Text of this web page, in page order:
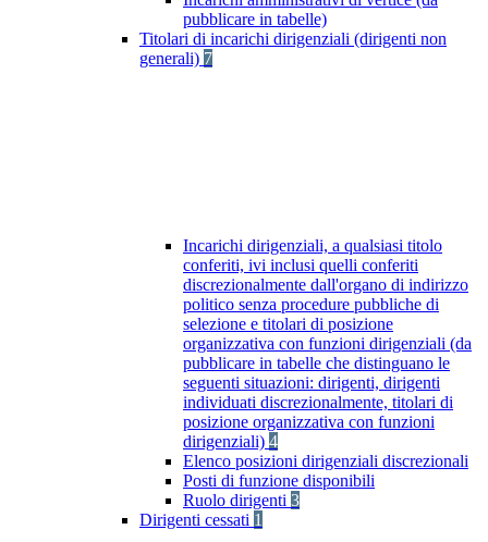
pubblicare in tabelle)
Titolari di incarichi dirigenziali (dirigenti non
generali) 7
Incarichi dirigenziali, a qualsiasi titolo
conferiti, ivi inclusi quelli conferiti
discrezionalmente dall'organo di indirizzo
politico senza procedure pubbliche di
selezione e titolari di posizione
organizzativa con funzioni dirigenziali (da
pubblicare in tabelle che distinguano le
seguenti situazioni: dirigenti, dirigenti
individuati discrezionalmente, titolari di
posizione organizzativa con funzioni
dirigenziali) 4
Elenco posizioni dirigenziali discrezionali
Posti di funzione disponibili
Ruolo dirigenti 3
Dirigenti cessati 1